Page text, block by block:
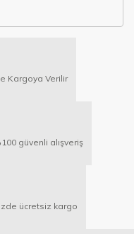
Kargoya Verilir
güvenli alışveriş
ücretsiz kargo